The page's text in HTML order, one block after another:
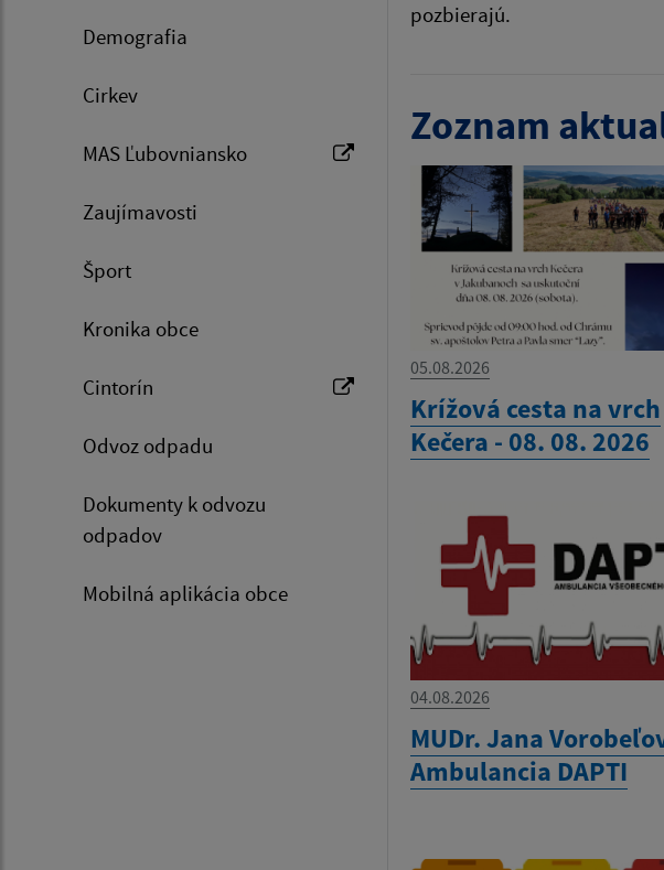
Demografia
Cirkev
MAS Ľubovniansko
Zaujímavosti
Šport
Kronika obce
Cintorín
Odvoz odpadu
Dokumenty k odvozu
odpadov
Mobilná aplikácia obce
pozbierajú.
Zoznam
05.08.2026
Krížová cesta na vrch
Kečera - 08. 08. 2026
04.08.2026
MUDr. Jana
Ambulancia DAPTI